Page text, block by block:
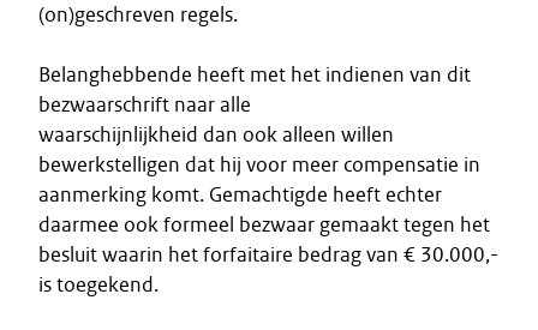
(on)geschreven regels.
Belanghebbende heeft met het indienen van dit
bezwaarschrift naar alle
waarschijnlijkheid dan ook alleen willen
bewerkstelligen dat hij voor meer compensatie in
aanmerking komt. Gemachtigde heeft echter
daarmee ook formeel bezwaar gemaakt tegen het
besluit waarin het forfaitaire bedrag van € 30.000,-
is toegekend.